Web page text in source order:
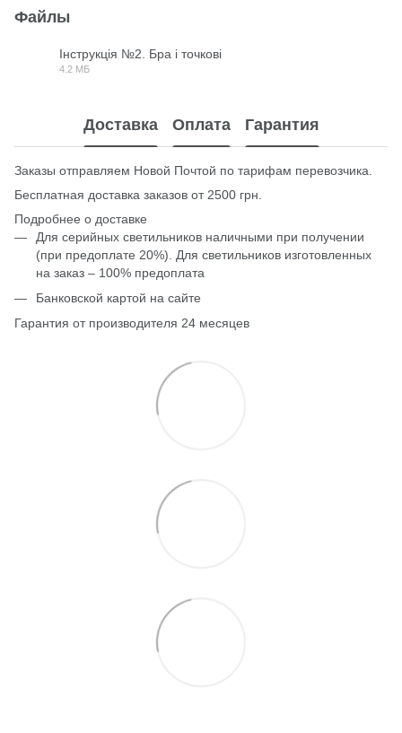
Файлы
Інструкція №2. Бра і точкові
4.2 МБ
Доставка Оплата Гарантия
Заказы отправляем Новой Почтой по тарифам перевозчика.
Бесплатная доставка заказов от 2500 грн.
Подробнее о доставке
Для серийных светильников наличными при получении
(при предоплате 20%). Для светильников изготовленных
на заказ – 100% предоплата
Банковской картой на сайте
Гарантия от производителя 24 месяцев